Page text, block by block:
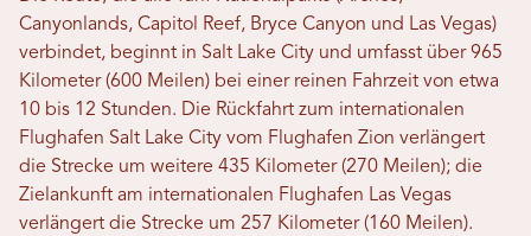
Canyonlands, Capitol Reef, Bryce Canyon und Las Vegas)
verbindet, beginnt in Salt Lake City und umfasst über 965
Kilometer (600 Meilen) bei einer reinen Fahrzeit von etwa
10 bis 12 Stunden. Die Rückfahrt zum internationalen
Flughafen Salt Lake City vom Flughafen Zion verlängert
die Strecke um weitere 435 Kilometer (270 Meilen); die
Zielankunft am internationalen Flughafen Las Vegas
verlängert die Strecke um 257 Kilometer (160 Meilen).